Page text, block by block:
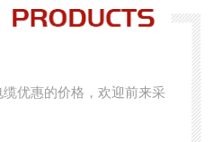
优惠的价格，欢迎前来采